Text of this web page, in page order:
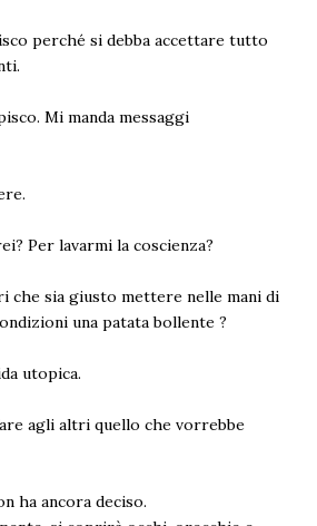
perché si debba accettare tutto
Mi manda messaggi
Per lavarmi la coscienza?
che sia giusto mettere nelle mani di
una patata bollente ?
utopica.
agli altri quello che vorrebbe
ha ancora deciso.